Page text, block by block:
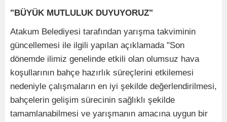
"BÜYÜK MUTLULUK DUYUYORUZ"
Atakum Belediyesi tarafından yarışma takviminin
güncellemesi ile ilgili yapılan açıklamada "Son
dönemde ilimiz genelinde etkili olan olumsuz hava
koşullarının bahçe hazırlık süreçlerini etkilemesi
nedeniyle çalışmaların en iyi şekilde değerlendirilmesi,
bahçelerin gelişim sürecinin sağlıklı şekilde
tamamlanabilmesi ve yarışmanın amacına uygun bir